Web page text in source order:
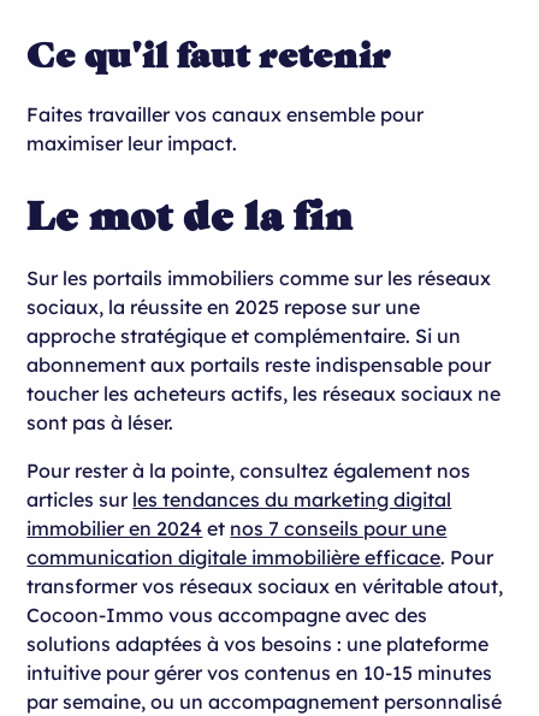
Ce qu'il faut retenir
Faites travailler vos canaux ensemble pour
maximiser leur impact.
Le mot de la fin
Sur les portails immobiliers comme sur les réseaux
sociaux, la réussite en 2025 repose sur une
approche stratégique et complémentaire. Si un
abonnement aux portails reste indispensable pour
toucher les acheteurs actifs, les réseaux sociaux ne
sont pas à léser.
Pour rester à la pointe, consultez également nos
articles sur les tendances du marketing digital
immobilier en 2024 et nos 7 conseils pour une
communication digitale immobilière efficace. Pour
transformer vos réseaux sociaux en véritable atout,
Cocoon-Immo vous accompagne avec des
solutions adaptées à vos besoins : une plateforme
intuitive pour gérer vos contenus en 10-15 minutes
par semaine, ou un accompagnement personnalisé